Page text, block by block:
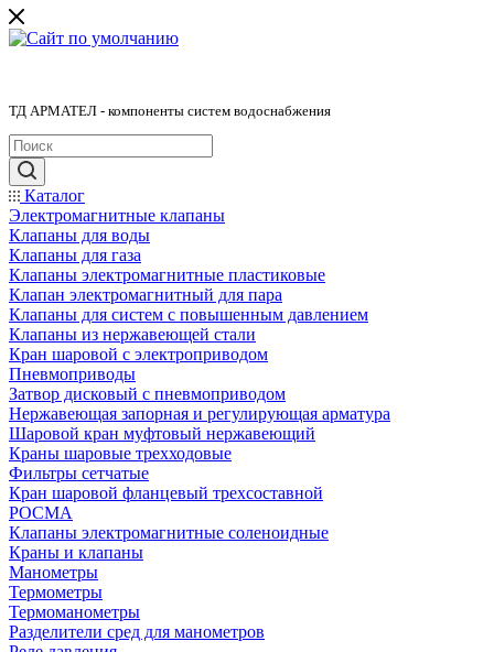
ТД АРМАТЕЛ - компоненты систем водоснабжения
Каталог
Электромагнитные клапаны
Клапаны для воды
Клапаны для газа
Клапаны электромагнитные пластиковые
Клапан электромагнитный для пара
Клапаны для систем с повышенным давлением
Клапаны из нержавеющей стали
Кран шаровой с электроприводом
Пневмоприводы
Затвор дисковый с пневмоприводом
Нержавеющая запорная и регулирующая арматура
Шаровой кран муфтовый нержавеющий
Краны шаровые трехходовые
Фильтры сетчатые
Кран шаровой фланцевый трехсоставной
РОСМА
Клапаны электромагнитные соленоидные
Краны и клапаны
Манометры
Термометры
Термоманометры
Разделители сред для манометров